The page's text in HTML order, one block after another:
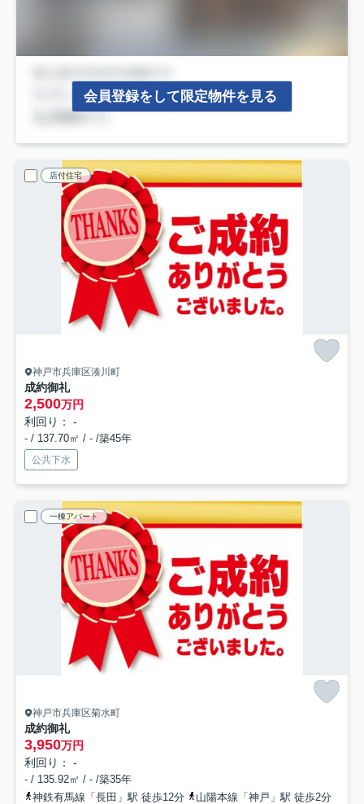
会員登録をして限定物件を見る
店付住宅
神戸市兵庫区湊川町
成約御礼
2,500万円
利回り： -
- / 137.70㎡ / - /築45年
公共下水
一棟アパート
神戸市兵庫区菊水町
成約御礼
3,950万円
利回り： -
- / 135.92㎡ / - /築35年
神鉄有馬線「長田」駅 徒歩12分
山陽本線「神戸」駅 徒歩2分